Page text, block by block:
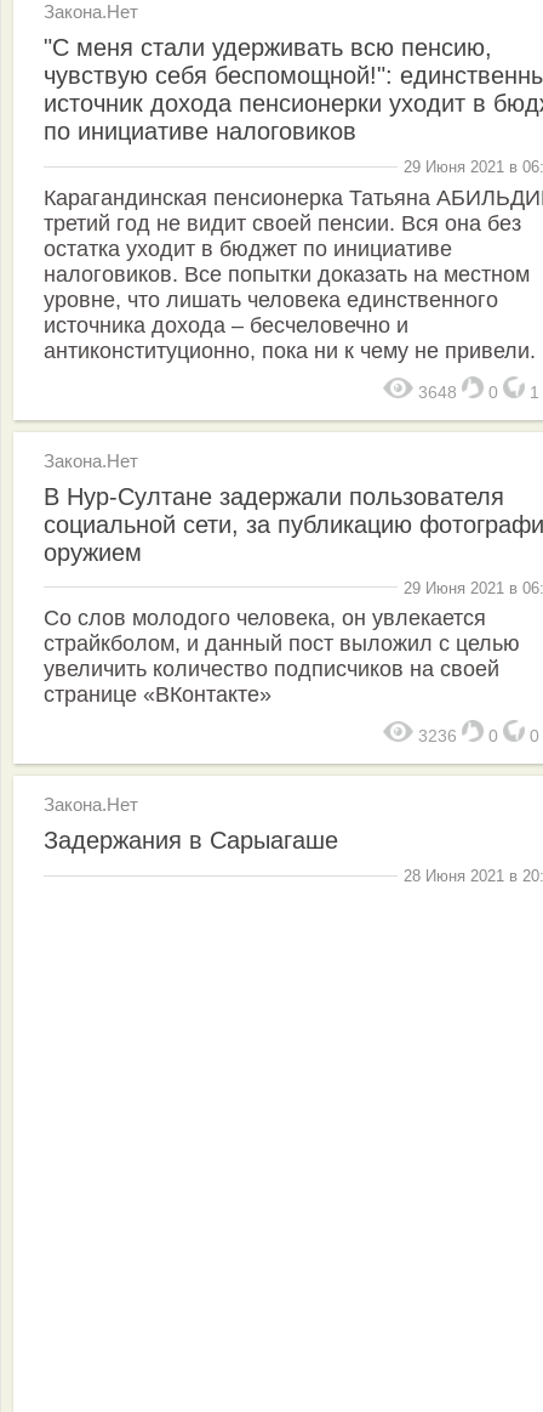
Закона.Нет
"С меня стали удерживать всю пенсию,
чувствую себя беспомощной!":
источник дохода пенсионерки уходит в
по инициативе налоговиков
29 Июня 2021 в
Карагандинская пенсионерка Татьяна
третий год не видит своей пенсии. Вся она без
остатка уходит в бюджет по инициативе
налоговиков. Все попытки доказать на местном
уровне, что лишать человека единственного
источника дохода – бесчеловечно и
антиконституционно, пока ни к чему не привели.
3648 0 1
Закона.Нет
В Нур-Султане задержали пользователя
социальной сети, за публикацию
оружием
29 Июня 2021 в
Со слов молодого человека, он увлекается
страйкболом, и данный пост выложил с целью
увеличить количество подписчиков на своей
странице «ВКонтакте»
3236 0 0
Закона.Нет
Задержания в Сарыагаше
28 Июня 2021 в